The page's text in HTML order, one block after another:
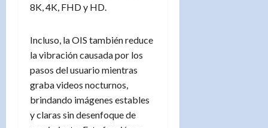
8K, 4K, FHD y HD.
Incluso, la OIS también reduce
la vibración causada por los
pasos del usuario mientras
graba videos nocturnos,
brindando imágenes estables
y claras sin desenfoque de